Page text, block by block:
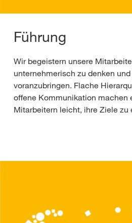
Führung
Wir begeistern unsere
unternehmerisch zu denken
voranzubringen. Flache
offene Kommunikation machen
Mitarbeitern leicht, ihre Ziele zu